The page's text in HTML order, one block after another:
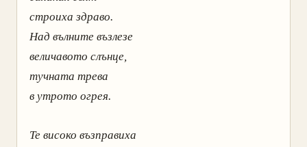
строиха здраво.
Над вълните възлезе
величавото слънце,
тучната трева
в утрото огрея.
Те високо възправиха